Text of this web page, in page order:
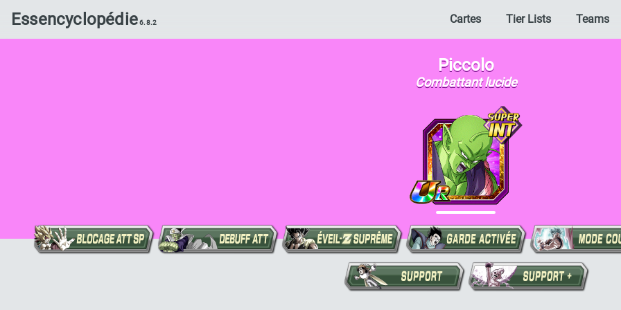
Essencyclopédie Cartes Tier Lists Teams
Piccolo
Combattant lucide